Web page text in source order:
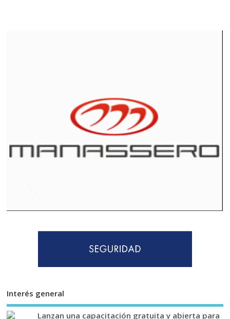
Interés general
Lanzan una capacitación gratuita y abierta para